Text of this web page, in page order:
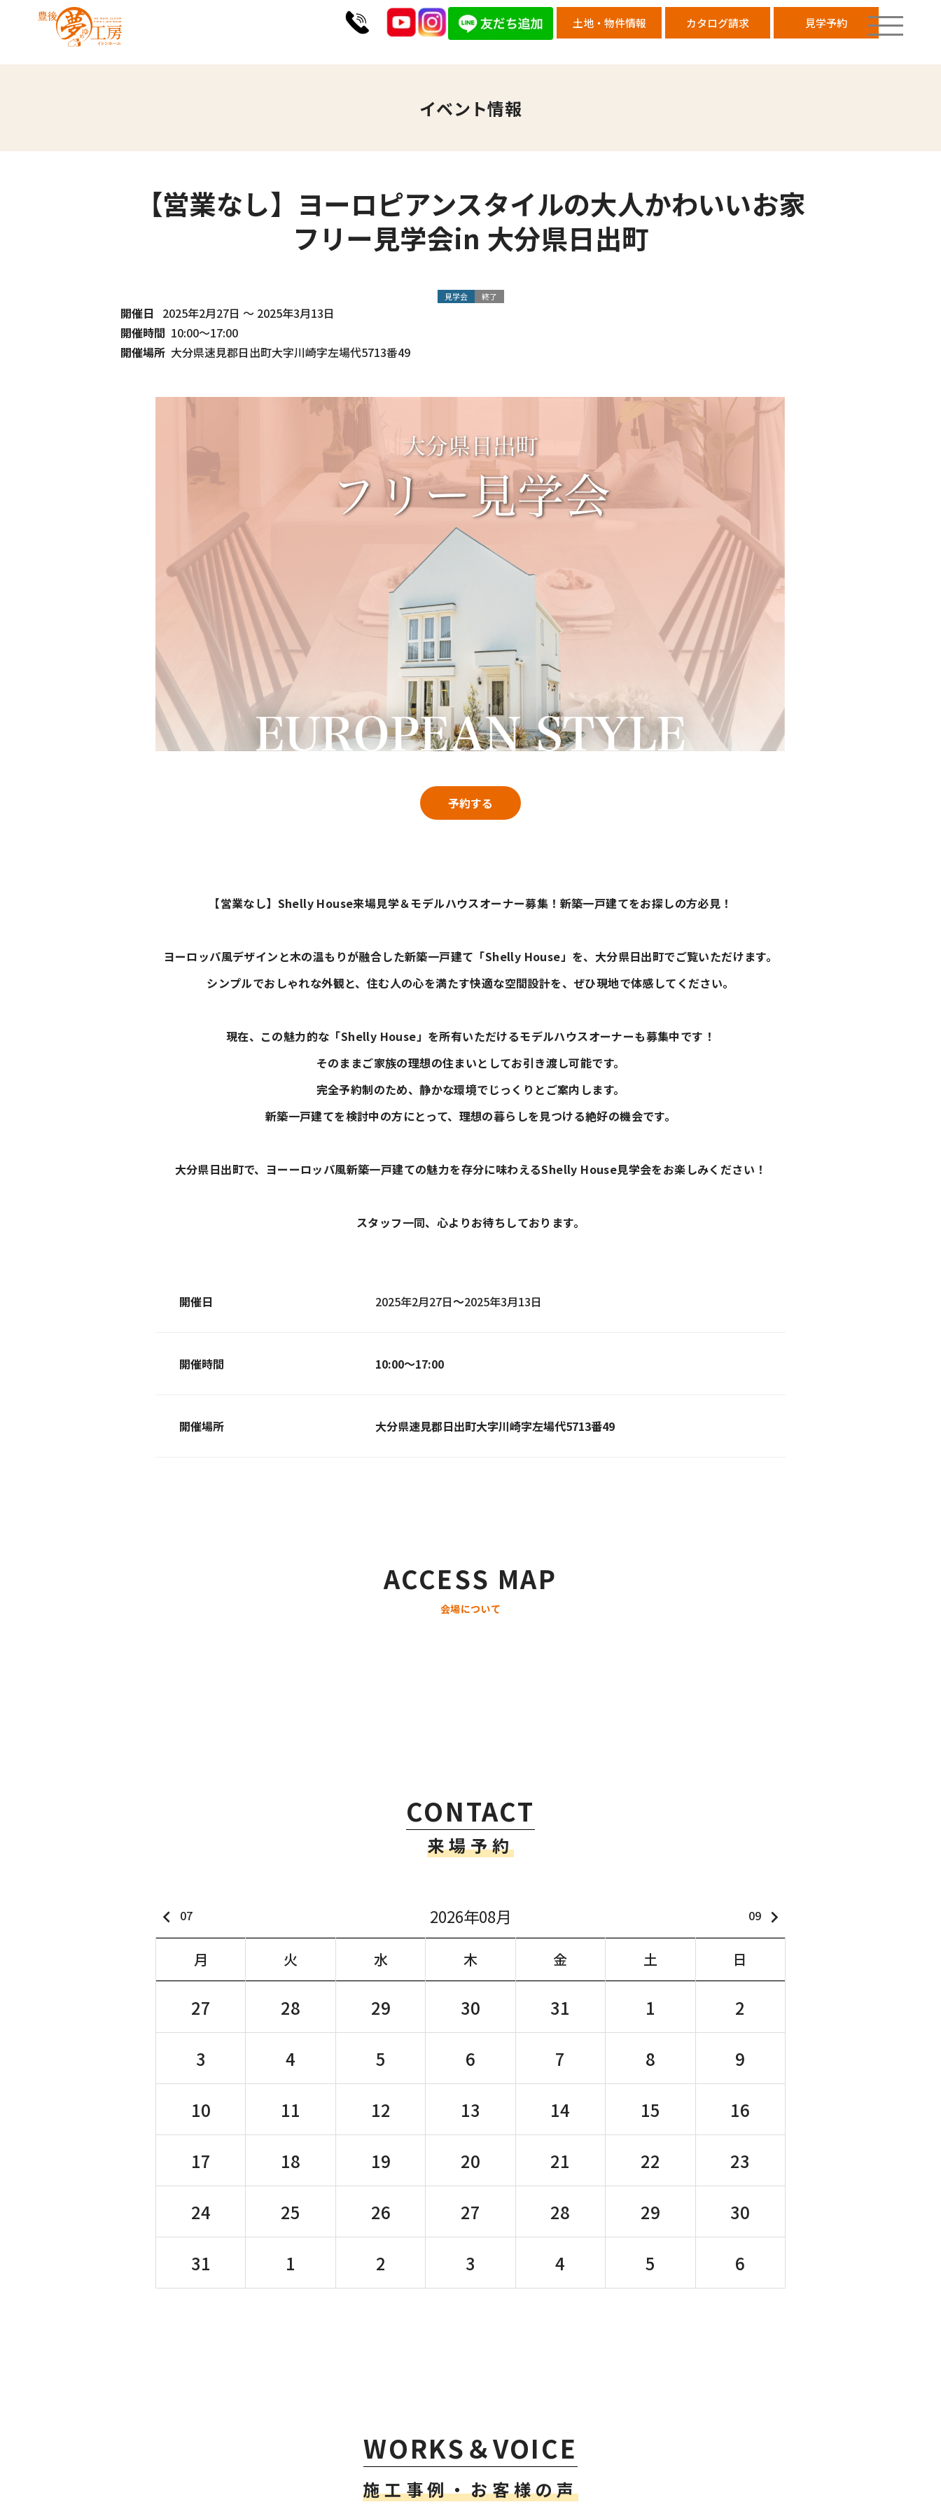
土地・物件情報 カタログ請求 見学予約
イベント情報
【営業なし】ヨーロピアンスタイルの大人かわいいお家
フリー見学会in 大分県日出町
見学会 終了
開催日 2025年2月27日 ～ 2025年3月13日
開催時間 10:00～17:00
開催場所 大分県速見郡日出町大字川崎字左場代5713番49
予約する
【営業なし】Shelly House来場見学＆モデルハウスオーナー募集！新築一戸建てをお探しの方必見！
ヨーロッパ風デザインと木の温もりが融合した新築一戸建て「Shelly House」を、大分県日出町でご覧いただけます。
シンプルでおしゃれな外観と、住む人の心を満たす快適な空間設計を、ぜひ現地で体感してください。
現在、この魅力的な「Shelly House」を所有いただけるモデルハウスオーナーも募集中です！
そのままご家族の理想の住まいとしてお引き渡し可能です。
完全予約制のため、静かな環境でじっくりとご案内します。
新築一戸建てを検討中の方にとって、理想の暮らしを見つける絶好の機会です。
大分県日出町で、ヨーーロッパ風新築一戸建ての魅力を存分に味わえるShelly House見学会をお楽しみください！
スタッフ一同、心よりお待ちしております。
開催日 2025年2月27日～2025年3月13日
開催時間 10:00～17:00
開催場所 大分県速見郡日出町大字川崎字左場代5713番49
ACCESS MAP
会場について
CONTACT
来場予約
keyboard_arrow_left 07 2026年08月 09 keyboard_arrow_right
月 火 水 木 金 土 日
27 28 29 30 31 1 2
3 4 5 6 7 8 9
10 11 12 13 14 15 16
17 18 19 20 21 22 23
24 25 26 27 28 29 30
31 1 2 3 4 5 6
WORKS＆VOICE
施工事例・お客様の声